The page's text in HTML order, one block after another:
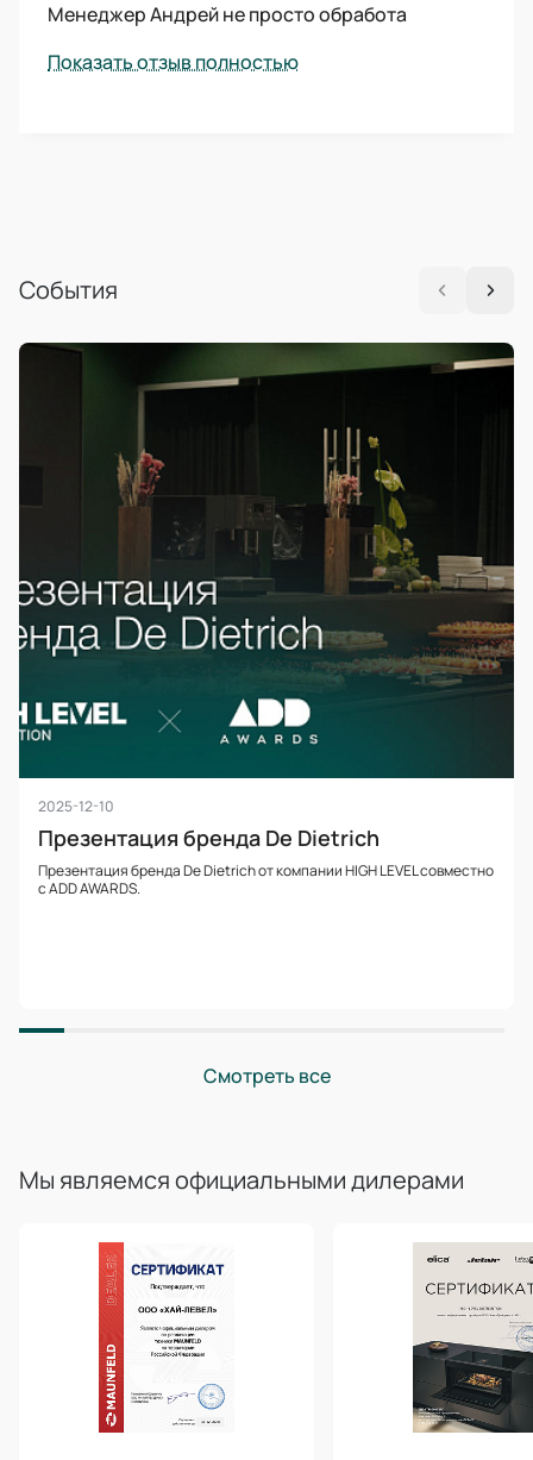
Менеджер Андрей не просто обработа
Показать отзыв полностью
События
2025-12-10
Презентация бренда De Dietrich
Презентация бренда De Dietrich от компании HIGH LEVEL совместно
с ADD AWARDS.
Смотреть все
Мы являемся официальными дилерами